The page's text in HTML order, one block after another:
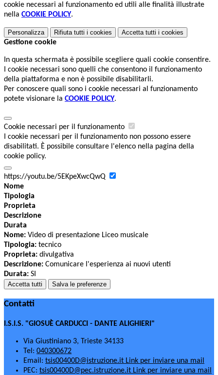
cookie necessari al funzionamento ed utili alle finalità illustrate
nella COOKIE POLICY.
Personalizza Rifiuta tutti i cookies Accetta tutti i cookies
Gestione cookie
In questa schermata è possibile scegliere quali cookie consentire.
I cookie necessari sono quelli che consentono il funzionamento
della piattaforma e non è possibile disabilitarli.
Per conoscere quali sono i cookie necessari al funzionamento
potete visionare la COOKIE POLICY.
Cookie necessari per il funzionamento
I cookie necessari per il funzionamento non possono essere
disabilitati. È possibile consultare l'elenco nella pagina della
cookie policy.
https://youtu.be/5EKpeXwcQwQ
Nome
Tipologia
Proprieta
Descrizione
Durata
Nome: Video di presentazione Liceo musicale
Tipologia: tecnico
Proprieta: divulgativa
Descrizione: Comunicare l'esperienza ai nuovi utenti
Durata: SI
Accetta tutti Salva le preferenze
Contatti
I.S.I.S. "GIOSUÈ CARDUCCI - DANTE ALIGHIERI"
Via Giustiniano 3, Trieste 34133
Tel: 040300672
Email: tsis00400D@istruzione.it Link per inviare una mail
PEC: tsis00400D@pec.istruzione.it Link per inviare una mail